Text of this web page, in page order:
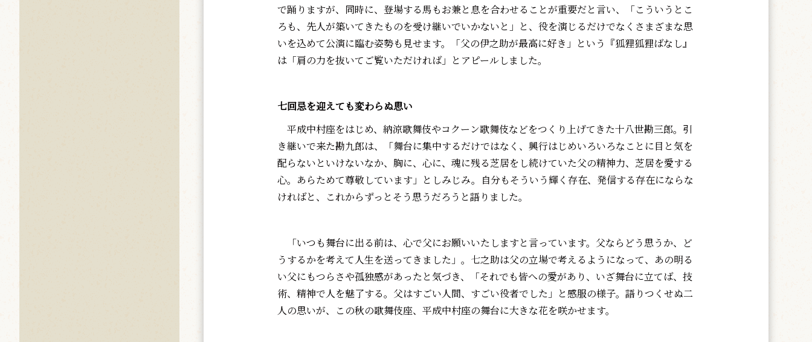
で踊りますが、同時に、登場する馬もお兼と息を合わせることが重要だと言い、「こういうとこ
ろも、先人が築いてきたものを受け継いでいかないと」と、役を演じるだけでなくさまざまな思
いを込めて公演に臨む姿勢も見せます。「父の伊之助が最高に好き」という『狐狸狐狸ばなし』
は「肩の力を抜いてご覧いただければ」とアピールしました。
七回忌を迎えても変わらぬ思い
平成中村座をはじめ、納涼歌舞伎やコクーン歌舞伎などをつくり上げてきた十八世勘三郎。引
き継いで来た勘九郎は、「舞台に集中するだけではなく、興行はじめいろいろなことに目と気を
配らないといけないなか、胸に、心に、魂に残る芝居をし続けていた父の精神力、芝居を愛する
心。あらためて尊敬しています」としみじみ。自分もそういう輝く存在、発信する存在にならな
ければと、これからずっとそう思うだろうと語りました。
「いつも舞台に出る前は、心で父にお願いいたしますと言っています。父ならどう思うか、ど
うするかを考えて人生を送ってきました」。七之助は父の立場で考えるようになって、あの明る
い父にもつらさや孤独感があったと気づき、「それでも皆への愛があり、いざ舞台に立てば、技
術、精神で人を魅了する。父はすごい人間、すごい役者でした」と感服の様子。語りつくせぬ二
人の思いが、この秋の歌舞伎座、平成中村座の舞台に大きな花を咲かせます。